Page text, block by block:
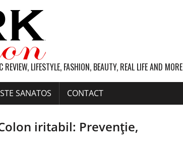
REVIEW, LIFESTYLE, FASHION, BEAUTY, REAL LIFE AND MORE
SANATOS CONTACT
iritabil: Prevenție,